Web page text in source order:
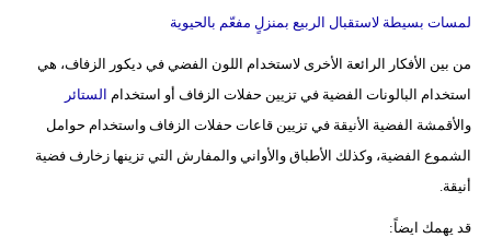
لمسات بسيطة لاستقبال الربيع بمنزلٍ مفعّم بالحيوية
من بين الأفكار الرائعة الأخرى لاستخدام اللون الفضي في ديكور الزفاف، هي
استخدام البالونات الفضية في تزيين حفلات الزفاف أو استخدام الستائر
والأقمشة الفضية الأنيقة في تزيين قاعات حفلات الزفاف واستخدام حوامل
الشموع الفضية، وكذلك الأطباق والأواني والمفارش التي تزينها زخارف فضية
أنيقة.
قد يهمك ايضاً: